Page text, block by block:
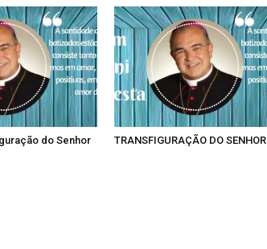
do Senhor TRANSFIGURAÇÃO DO SENHOR